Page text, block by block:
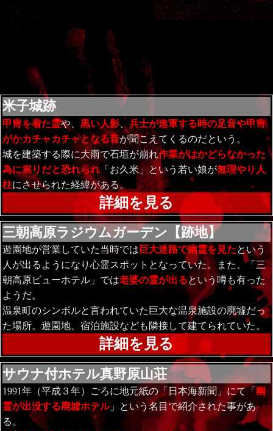
米子城跡
甲冑を着た霊や、黒い人影、兵士が進軍する時の足音や甲冑
がかカチャカチャとなる音が聞こえてくるのだという。
城を建築する際に大雨で石垣が崩れ作業がはかどらなかった
為に祟りだと恐れられ「お久米」という若い娘が無理やり人
柱にさせられた経緯がある。
詳細を見る
三朝高原ラジウムガーデン【跡地】
遊園地が営業していた当時では 巨大迷路で幽霊を見たという
人が出るようになり心霊スポットとなっていた。また、「三
朝高原ビューホテル」では老婆の霊が出るという噂も有った
ようだ。
温泉町のシンボルと言われていた巨大な温泉施設の廃墟だっ
た場所。遊園地、宿泊施設なども隣接して建てられていた。
詳細を見る
サウナ付ホテル真野原山荘
1991年（平成３年）ごろに地元紙の「日本海新聞」にて「 幽
霊が出没する廃墟ホテル」という名目で紹介された事があ
る。